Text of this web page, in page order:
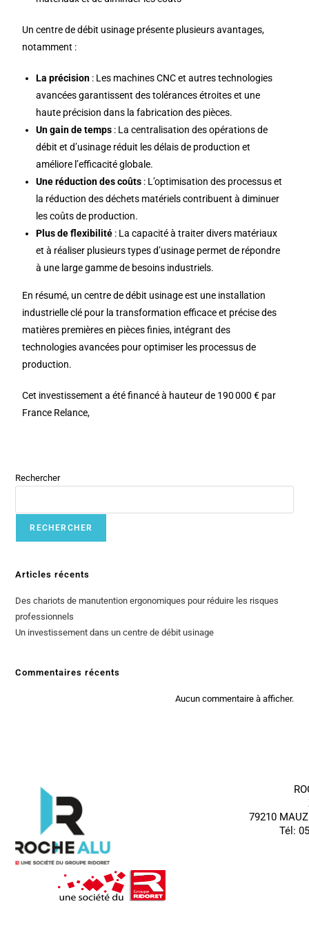
Un centre de débit usinage présente plusieurs avantages,
notamment :
La précision : Les machines CNC et autres technologies
avancées garantissent des tolérances étroites et une
haute précision dans la fabrication des pièces.
Un gain de temps : La centralisation des opérations de
débit et d’usinage réduit les délais de production et
améliore l’efficacité globale.
Une réduction des coûts : L’optimisation des processus et
la réduction des déchets matériels contribuent à diminuer
les coûts de production.
Plus de flexibilité : La capacité à traiter divers matériaux
et à réaliser plusieurs types d’usinage permet de répondre
à une large gamme de besoins industriels.
En résumé, un centre de débit usinage est une installation
industrielle clé pour la transformation efficace et précise des
matières premières en pièces finies, intégrant des
technologies avancées pour optimiser les processus de
production.
Cet investissement a été financé à hauteur de 190 000 € par
France Relance,
Rechercher
RECHERCHER
Articles récents
Des chariots de manutention ergonomiques pour réduire les risques
professionnels
Un investissement dans un centre de débit usinage
Commentaires récents
Aucun commentaire à afficher.
79210
Tél: